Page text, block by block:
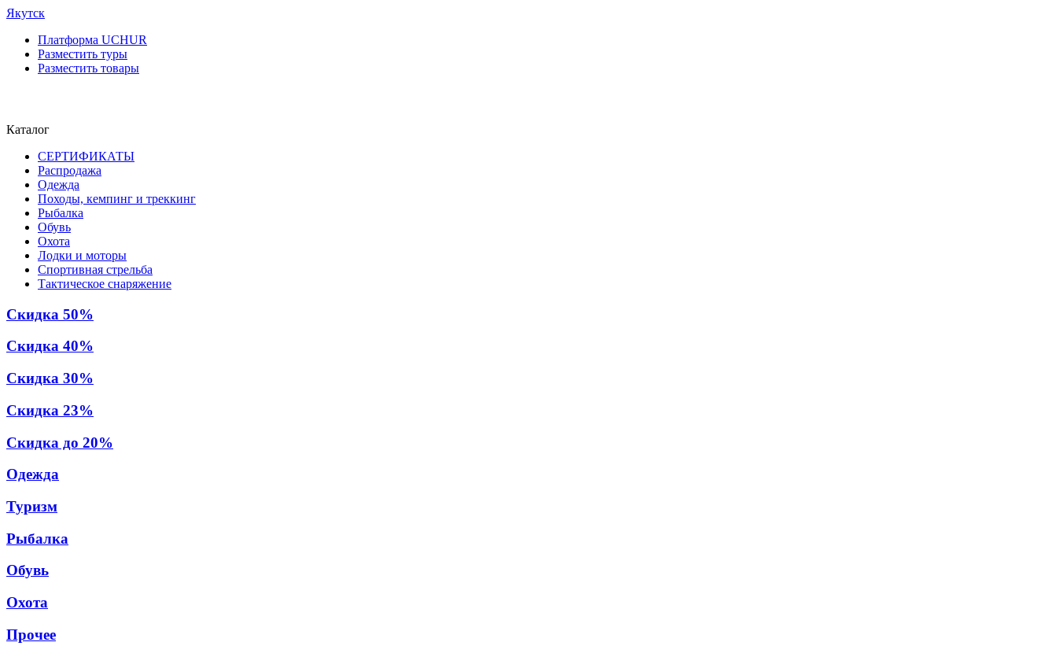
Якутск
Платформа UCHUR
Разместить туры
Разместить товары
Каталог
СЕРТИФИКАТЫ
Распродажа
Одежда
Походы, кемпинг и треккинг
Рыбалка
Обувь
Охота
Лодки и моторы
Спортивная стрельба
Тактическое снаряжение
Скидка 50%
Скидка 40%
Скидка 30%
Скидка 23%
Скидка до 20%
Одежда
Туризм
Рыбалка
Обувь
Охота
Прочее